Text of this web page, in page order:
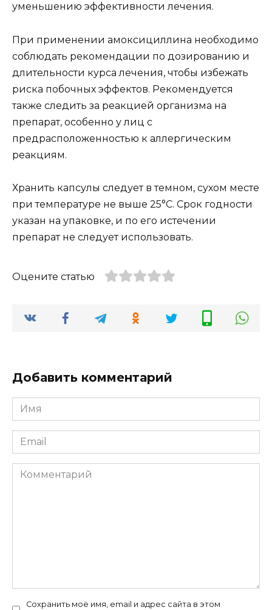
уменьшению эффективности лечения.
При применении амоксициллина необходимо
соблюдать рекомендации по дозированию и
длительности курса лечения, чтобы избежать
риска побочных эффектов. Рекомендуется
также следить за реакцией организма на
препарат, особенно у лиц с
предрасположенностью к аллергическим
реакциям.
Хранить капсулы следует в темном, сухом месте
при температуре не выше 25°C. Срок годности
указан на упаковке, и по его истечении
препарат не следует использовать.
Оцените статью
Добавить комментарий
Имя
*
Email
*
Комментарий
Сохранить моё имя, email и адрес сайта в этом